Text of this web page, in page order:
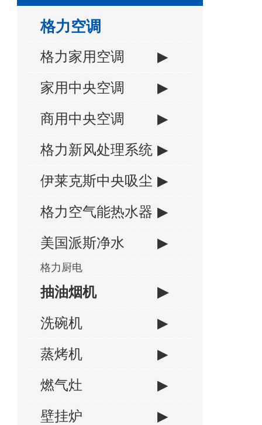
格力空调
格力家用空调
▶
家用中央空调
▶
商用中央空调
▶
格力新风处理系统 ▶
伊莱克斯中央吸尘 ▶
格力空气能热水器 ▶
美国派斯净水
▶
格力厨电
抽油烟机
▶
洗碗机
▶
蒸烤机
▶
燃气灶
▶
壁挂炉
▶